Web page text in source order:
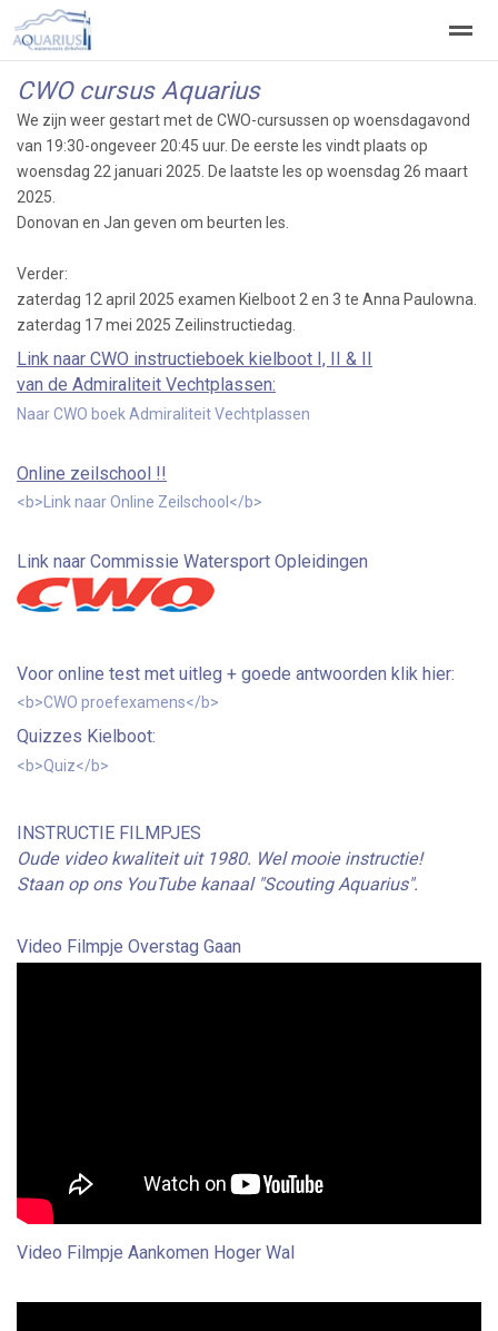
Welkom Welpen Zeeverkenners
Home Zoeken Vacatures
CWO cursus Aquarius
We zijn weer gestart met de CWO-cursussen op woensdagavond
van 19:30-ongeveer 20:45 uur. De eerste les vindt plaats op
woensdag 22 januari 2025. De laatste les op woensdag 26 maart
2025.
Donovan en Jan geven om beurten les.
Verder:
zaterdag 12 april 2025 examen Kielboot 2 en 3 te Anna Paulowna.
zaterdag 17 mei 2025 Zeilinstructiedag.
Link naar CWO instructieboek kielboot I, II & II
van de Admiraliteit Vechtplassen:
Naar CWO boek Admiraliteit Vechtplassen
Online zeilschool !!
<b>Link naar Online Zeilschool</b>
Link naar Commissie Watersport Opleidingen
Voor online test met uitleg + goede antwoorden klik hier:
<b>CWO proefexamens</b>
Quizzes Kielboot:
<b>Quiz</b>
INSTRUCTIE FILMPJES
Oude video kwaliteit uit 1980. Wel mooie instructie!
Staan op ons YouTube kanaal "Scouting Aquarius".
Video Filmpje Overstag Gaan
Video Filmpje Aankomen Hoger Wal